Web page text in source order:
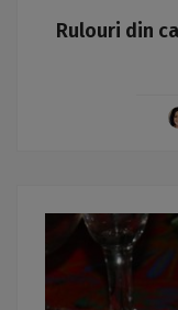
Rulouri din